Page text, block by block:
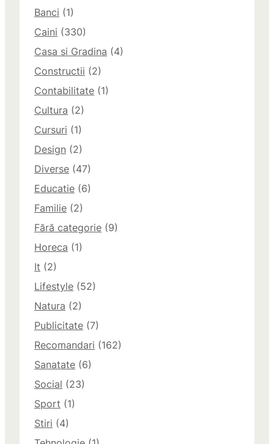
Banci (1)
Caini (330)
Casa si Gradina (4)
Constructii (2)
Contabilitate (1)
Cultura (2)
Cursuri (1)
Design (2)
Diverse (47)
Educatie (6)
Familie (2)
Fără categorie (9)
Horeca (1)
It (2)
Lifestyle (52)
Natura (2)
Publicitate (7)
Recomandari (162)
Sanatate (6)
Social (23)
Sport (1)
Stiri (4)